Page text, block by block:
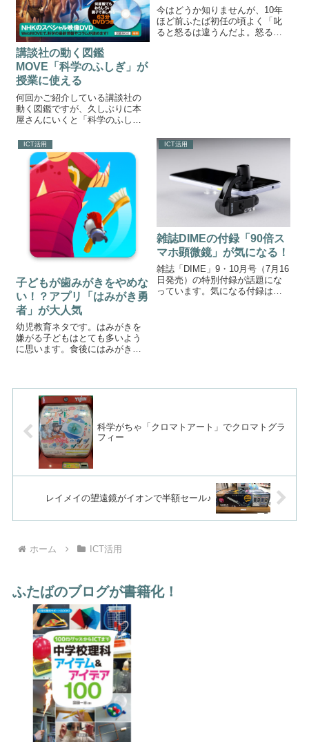
講談社の動く図鑑
MOVE「科学のふしぎ」が
授業に使える
何回かご紹介している講談社の
動く図鑑ですが、久しぶりに本
屋さんにいくと「科学のふし
講談社の動く図鑑がMOVE「科
学のふしぎ」気になり中をパラ
パラ見てみると「これは授業で
使える！」と感じました。出典:
講談社 動く...
今はどうか知りませんが、10年
ほど前ふたば初任の頃よく「叱
ると怒るは違うんだよ。怒るは
ICT活用
子どもが歯みがきをやめな
い！？アプリ「はみがき勇
者」が大人気
幼児教育ネタです。はみがきを
嫌がる子どもはとても多いよう
に思います。食後にはみがきを
めなくて困る。」という正反対
の悩みをもつ親が表れているそ
うです。その理由...
ICT活用
雑誌DIMEの付録「90倍ス
マホ顕微鏡」が気になる！
雑誌「DIME」9・10月号（7月16
日発売）の特別付録が話題にな
っています。気になる付録は、
科学がちゃ「クロマトアート」でクロマトグラ
フィー
レイメイの望遠鏡がイオンで半額セール♪
ホーム ICT活用
ふたばのブログが書籍化！